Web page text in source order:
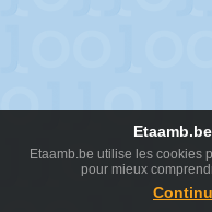
Etaamb.be utilise les cookies
pour mieux